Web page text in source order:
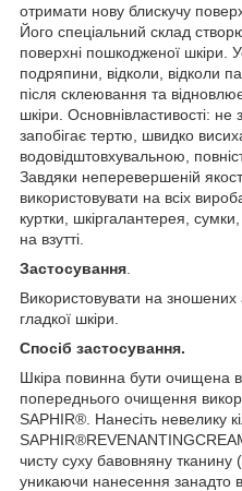
отримати нову блискучу
Його спеціальний склад
поверхні пошкодженої шкіри.
подряпини, відколи, відколи
після склеювання та
шкіри. Основнівластивості: не
запобігає тертю, швидко
водовідштовхувальною,
Завдяки неперевершеній
використовувати на всіх
куртки, шкіргалантерея,
на взутті.
Застосування
Використовувати на
гладкої шкіри.
Спосіб застосування.
Шкіра повинна бути очищена
попереднього очищення
SAPHIR®. Нанесіть невелику
чисту суху бавовняну тканину
уникаючи нанесення занадто